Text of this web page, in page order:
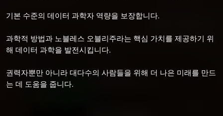
기본 수준의 데이터 과학자 역량을 보장합니다.
과학적 방법과 노블레스 오블리주라는 핵심 가치를 제공하기 위
해 데이터 과학을 발전시킵니다.
권력자뿐만 아니라 대다수의 사람들을 위해 더 나은 미래를 만드
는 데 도움을 줍니다.